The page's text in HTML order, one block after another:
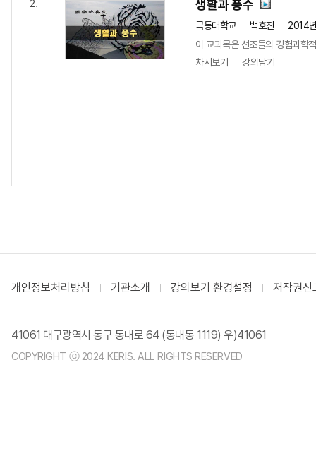
2. 생활과 풍수
극동대학교 백호진
2014
이 교과목은 선조들의 경험과학
차시보기
강의담기
개인정보처리방침 기관소개 강의보기 환경설정 저작권신
41061 대구광역시 동구 동내로 64 (동내동 1119) 우)41061
COPYRIGHT ⓒ 2024 KERIS. ALL RIGHTS RESERVED